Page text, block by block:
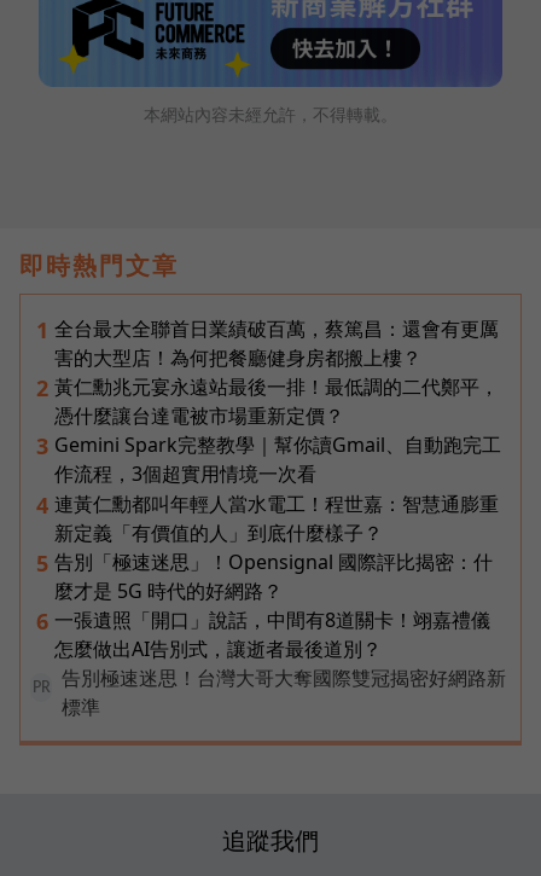
本網站內容未經允許，不得轉載。
即時熱門文章
1 全台最大全聯首日業績破百萬，蔡篤昌：還會有更厲
害的大型店！為何把餐廳健身房都搬上樓？
2 黃仁勳兆元宴永遠站最後一排！最低調的二代鄭平，
憑什麼讓台達電被市場重新定價？
3 Gemini Spark完整教學｜幫你讀Gmail、自動跑完工
作流程，3個超實用情境一次看
4 連黃仁勳都叫年輕人當水電工！程世嘉：智慧通膨重
新定義「有價值的人」到底什麼樣子？
5 告別「極速迷思」！Opensignal 國際評比揭密：什
麼才是 5G 時代的好網路？
6 一張遺照「開口」說話，中間有8道關卡！翊嘉禮儀
怎麼做出AI告別式，讓逝者最後道別？
PR
告別極速迷思！台灣大哥大奪國際雙冠揭密好網路新
標準
追蹤我們